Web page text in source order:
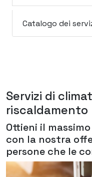
Catalogo dei
Servizi di
riscaldamento
Ottieni il
con la nostra
persone che le